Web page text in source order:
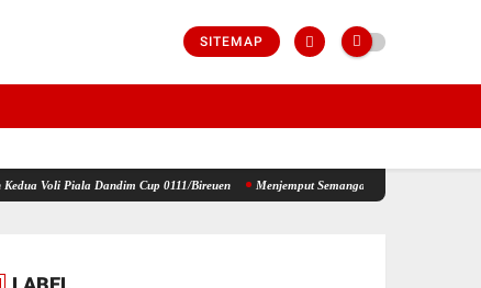
SITEMAP
Cup 0111/Bireuen Menjemput Semangat Kemerdekaan, Kapolsek Idi Tunong